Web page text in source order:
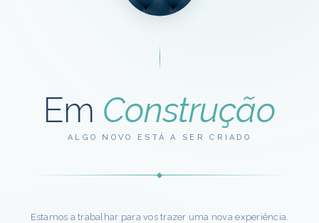
Em Construção
ALGO NOVO ESTÁ A SER CRIADO
Estamos a trabalhar para vos trazer uma nova experiência.